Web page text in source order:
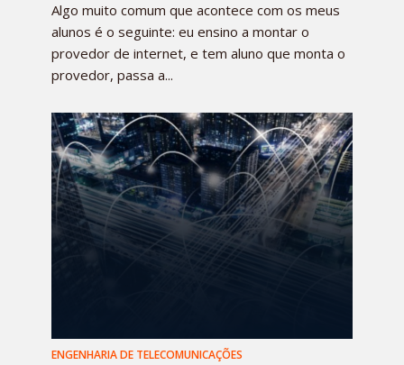
Algo muito comum que acontece com os meus
alunos é o seguinte: eu ensino a montar o
provedor de internet, e tem aluno que monta o
provedor, passa a...
ENGENHARIA DE TELECOMUNICAÇÕES